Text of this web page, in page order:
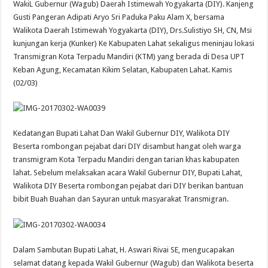
WakiL Gubernur (Wagub) Daerah Istimewah Yogyakarta (DIY). Kanjeng
Gusti Pangeran Adipati Aryo Sri Paduka Paku Alam X, bersama
Walikota Daerah Istimewah Yogyakarta (DIY), Drs.Sulistiyo SH, CN, Msi
kunjungan kerja (Kunker) Ke Kabupaten Lahat sekaligus meninjau lokasi
Transmigran Kota Terpadu Mandiri (KTM) yang berada di Desa UPT
Keban Agung, Kecamatan Kikim Selatan, Kabupaten Lahat. Kamis
(02/03)
Kedatangan Bupati Lahat Dan Wakil Gubernur DIY, Walikota DIY
Beserta rombongan pejabat dari DIY disambut hangat oleh warga
transmigram Kota Terpadu Mandiri dengan tarian khas kabupaten
lahat. Sebelum melaksakan acara Wakil Gubernur DIY, Bupati Lahat,
Walikota DIY Beserta rombongan pejabat dari DIY berikan bantuan
bibit Buah Buahan dan Sayuran untuk masyarakat Transmigran.
Dalam Sambutan Bupati Lahat, H. Aswari Rivai SE, mengucapakan
selamat datang kepada Wakil Gubernur (Wagub) dan Walikota beserta